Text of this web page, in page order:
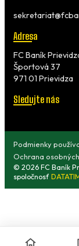
Adresa
FC Baník
Športová 37
971 01 Prievidza
Sledujte nás
© 2026 FC Baník
spoločnosť
Podmienky
Ochrana